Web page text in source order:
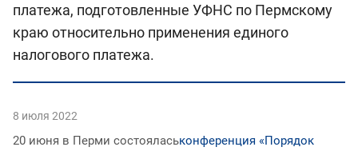
платежа, подготовленные УФНС по Пермскому
краю относительно применения единого
налогового платежа.
8 июля 2022
20 июня в Перми состояласьконференция «Порядок